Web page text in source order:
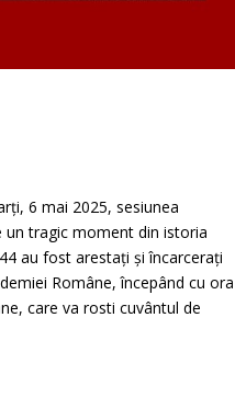
6 mai 2025, sesiunea
un tragic moment din istoria
au fost arestați și încarcerați
Române, începând cu ora
care va rosti cuvântul de